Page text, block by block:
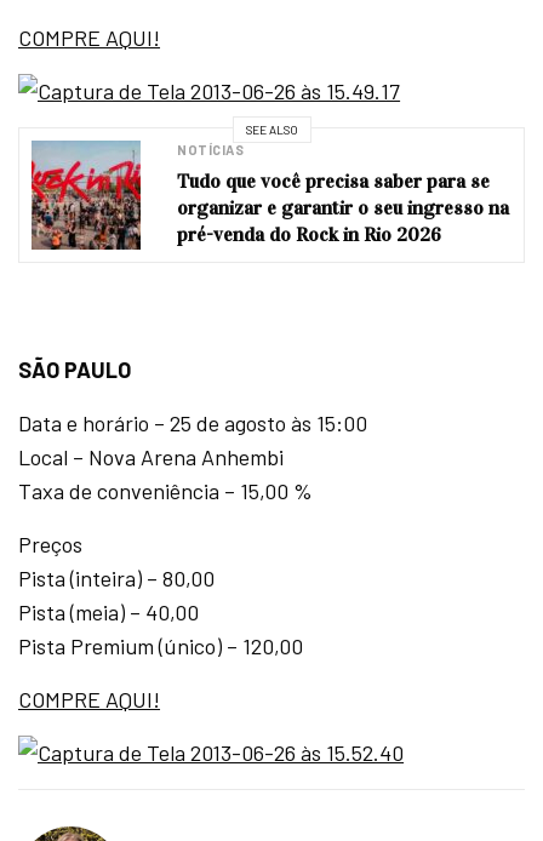
COMPRE AQUI!
SEE ALSO
NOTÍCIAS
Tudo que você precisa saber para se
organizar e garantir o seu ingresso na
pré-venda do Rock in Rio 2026
SÃO PAULO
Data e horário – 25 de agosto às 15:00
Local – Nova Arena Anhembi
Taxa de conveniência – 15,00 %
Preços
Pista (inteira) – 80,00
Pista (meia) – 40,00
Pista Premium (único) – 120,00
COMPRE AQUI!